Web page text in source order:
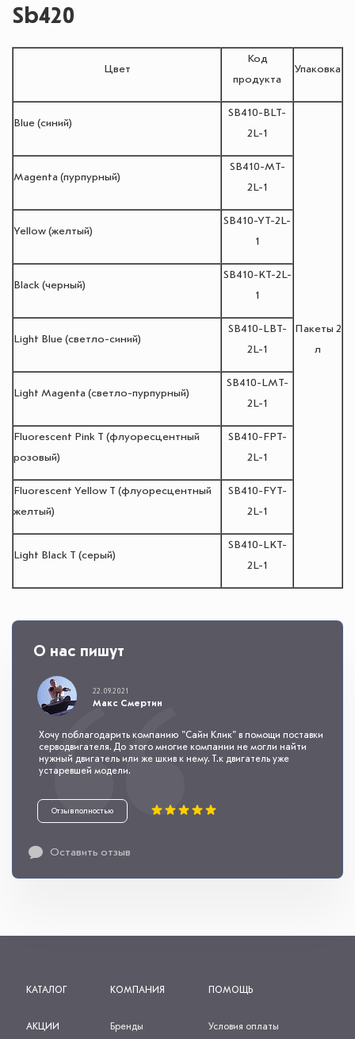
Sb420
Цвет
Код
продукта
Упаковка
Blue (синий)
SB410-BLT-
2L-1
Пакеты 2
л
Magenta (пурпурный)
SB410-MT-
2L-1
Yellow (желтый)
SB410-YT-2L-
1
Black (черный)
SB410-KT-2L-
1
Light Blue (светло-синий)
SB410-LBT-
2L-1
Light Magenta (светло-пурпурный)
SB410-LMT-
2L-1
Fluorescent Pink T (флуоресцентный
розовый)
SB410-FPT-
2L-1
Fluorescent Yellow T (флуоресцентный
желтый)
SB410-FYT-
2L-1
Light Black T (серый)
SB410-LKT-
2L-1
О нас пишут
Оставить отзыв
22.09.2021
Макс Смертин
Хочу поблагодарить компанию "Сайн Клик" в помощи поставки
серводвигателя. До этого многие компании не могли найти
нужный двигатель или же шкив к нему. Т.к двигатель уже
устаревшей модели.
Отзыв полностью
КАТАЛОГ
АКЦИИ
КОМПАНИЯ
Бренды
ПОМОЩЬ
Условия оплаты